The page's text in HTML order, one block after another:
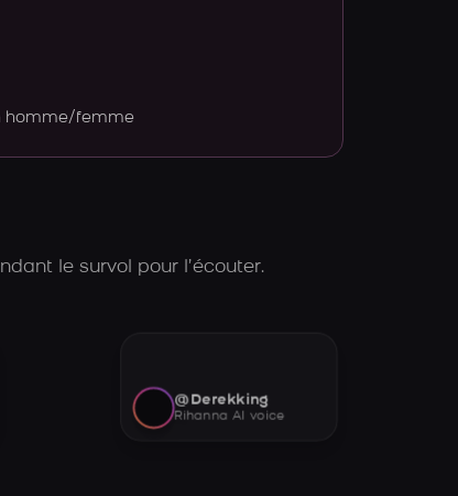
homme/femme
le survol pour l’écouter.
@Derekking
Rihanna AI voice